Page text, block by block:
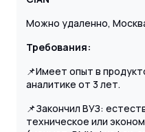
Можно удаленно,
Требования:
📌Имеет опыт в
аналитике от 3 лет.
📌Закончил ВУЗ:
техническое или